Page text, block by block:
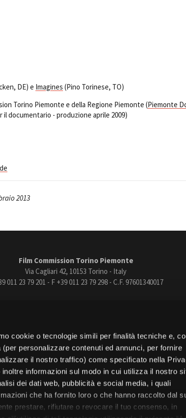
cookie o tecnologie simili per finalità tecniche e,
personalizzare contenuti ed annunci, per fornire
il nostro traffico) come specificato nella
informazioni sul modo in cui utilizza il nostro
dei dati web, pubblicità e social media, i quali
che ha fornito loro o che hanno raccolto dal
prestare, rifiutare o revocare il tuo consenso, in
DE) e Imagines (Pino Torinese, TO)
Torino Piemonte e della Regione Piemonte (Piemonte
il documentario - produzione aprile 2009)
2013
Film Commission Torino Piemonte
Via Cagliari 42, 10153 Torino - Italy
011 23 79 201 - F +39 011 23 79 298 - C.F. 97601340017
YoutubeVimeo
Regione Piemonte